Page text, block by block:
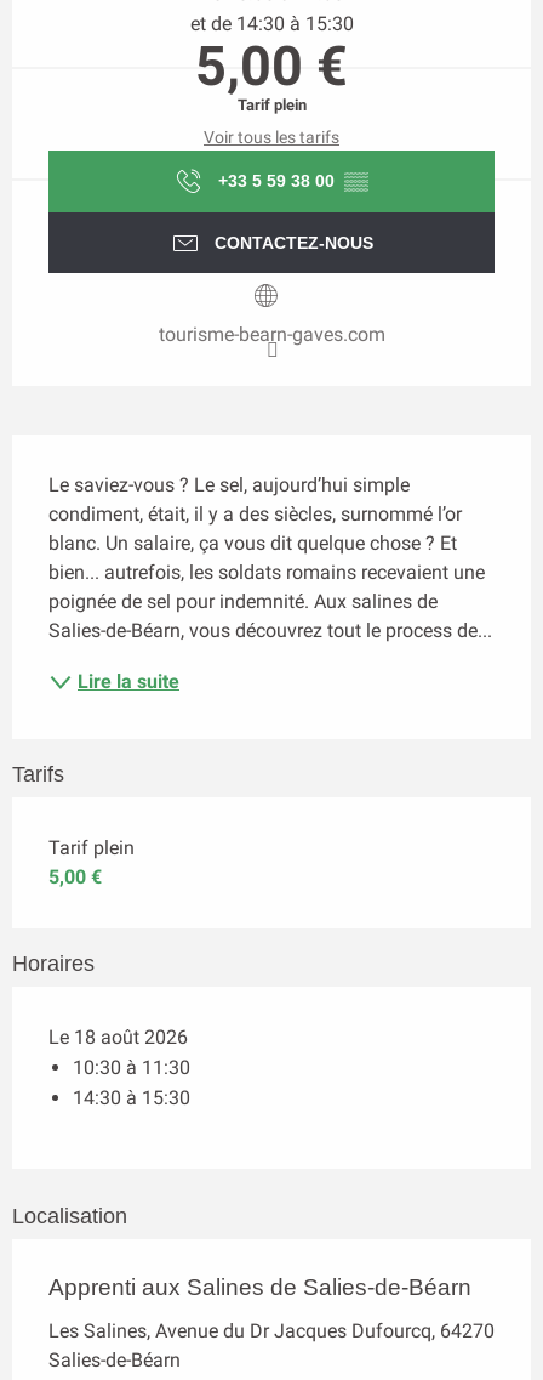
et de 14:30 à 15:30
5,00 €
Tarif plein
Voir tous les tarifs
+33 5 59 38 00 ▒▒
CONTACTEZ-NOUS
tourisme-bearn-gaves.com
Le saviez-vous ? Le sel, aujourd’hui simple
condiment, était, il y a des siècles, surnommé l’or
blanc. Un salaire, ça vous dit quelque chose ? Et
bien... autrefois, les soldats romains recevaient une
poignée de sel pour indemnité. Aux salines de
Salies-de-Béarn, vous découvrez tout le process de...
Lire la suite
Tarifs
Tarif plein
5,00 €
Horaires
Le 18 août 2026
10:30 à 11:30
14:30 à 15:30
Localisation
Apprenti aux Salines de Salies-de-Béarn
Les Salines, Avenue du Dr Jacques Dufourcq, 64270
Salies-de-Béarn